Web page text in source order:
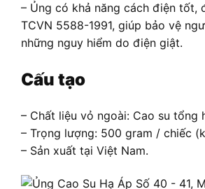
– Ủng có khả năng cách điện tốt,
TCVN 5588-1991, giúp bảo vệ
những nguy hiểm do điện giật.
Cấu tạo
– Chất liệu vỏ ngoài: Cao su tổng
– Trọng lượng: 500 gram / chiếc
– Sản xuất tại Việt Nam.